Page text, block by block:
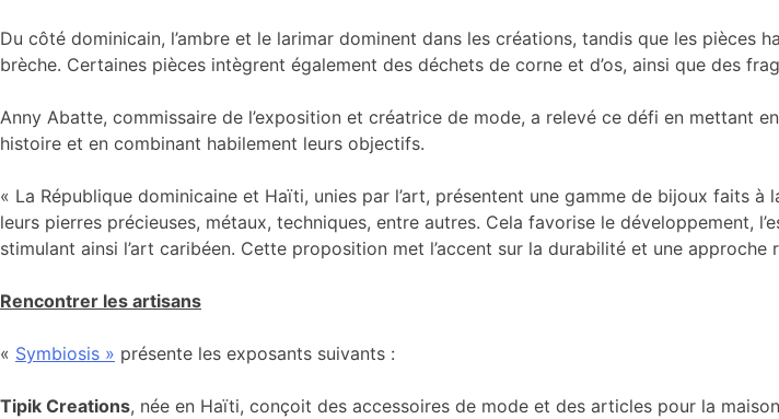
Du côté dominicain, l’ambre et le larimar dominent dans les créations, tandis que les
brèche. Certaines pièces intègrent également des déchets de corne et d’os, ainsi que des
Anny Abatte, commissaire de l’exposition et créatrice de mode, a relevé ce défi en mettant
histoire et en combinant habilement leurs objectifs.
« La République dominicaine et Haïti, unies par l’art, présentent une gamme de bijoux faits
leurs pierres précieuses, métaux, techniques, entre autres. Cela favorise le développement,
stimulant ainsi l’art caribéen. Cette proposition met l’accent sur la durabilité et une approche
Rencontrer les artisans
« Symbiosis » présente les exposants suivants :
Tipik Creations, née en Haïti, conçoit des accessoires de mode et des articles pour la